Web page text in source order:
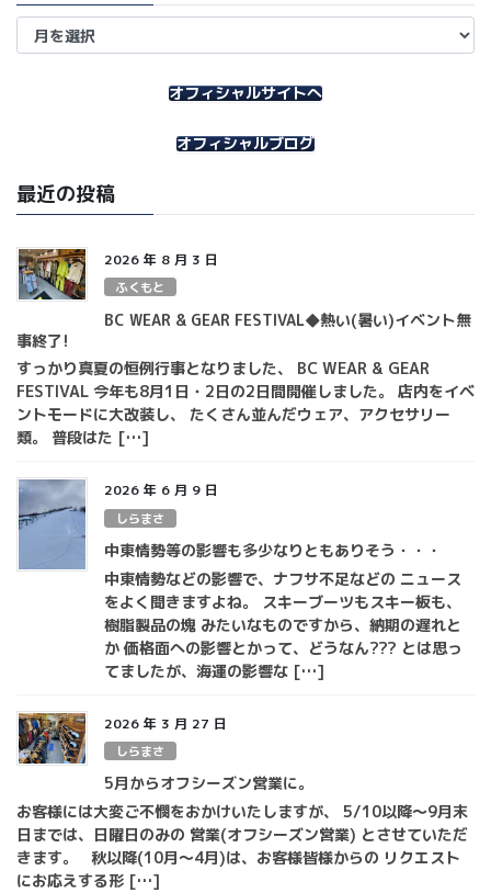
ア
オフィシャルサイトへ
オフィシャルブログ
最近の投稿
2026 年 8 月 3 日
ふくもと
BC WEAR & GEAR FESTIVAL◆熱い(暑い)イベント無
事終了!
すっかり真夏の恒例行事となりました、 BC WEAR & GEAR
FESTIVAL 今年も8月1日・2日の2日間開催しました。 店内をイベ
ントモードに大改装し、 たくさん並んだウェア、アクセサリー
類。 普段はた […]
2026 年 6 月 9 日
しらまさ
中東情勢等の影響も多少なりともありそう・・・
中東情勢などの影響で、ナフサ不足などの ニュース
をよく聞きますよね。 スキーブーツもスキー板も、
樹脂製品の塊 みたいなものですから、納期の遅れと
か 価格面への影響とかって、どうなん??? とは思っ
てましたが、海運の影響な […]
2026 年 3 月 27 日
しらまさ
5月からオフシーズン営業に。
お客様には大変ご不憫をおかけいたしますが、 5/10以降～9月末
日までは、日曜日のみの 営業(オフシーズン営業) とさせていただ
きます。 秋以降(10月～4月)は、お客様皆様からの リクエスト
にお応えする形 […]